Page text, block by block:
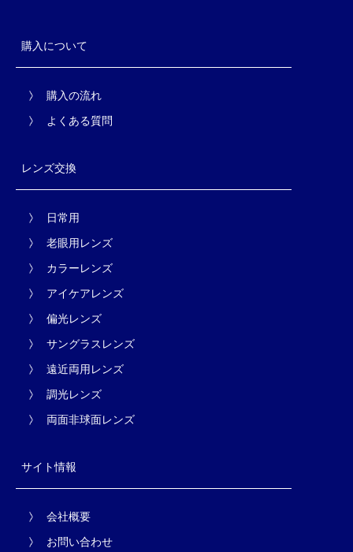
購入について
購入の流れ
よくある質問
レンズ交換
日常用
老眼用レンズ
カラーレンズ
アイケアレンズ
偏光レンズ
サングラスレンズ
遠近両用レンズ
調光レンズ
両面非球面レンズ
サイト情報
会社概要
お問い合わせ